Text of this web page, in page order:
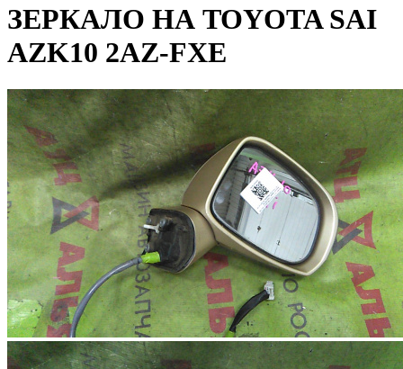
ЗЕРКАЛО НА TOYOTA SAI
AZK10 2AZ-FXE